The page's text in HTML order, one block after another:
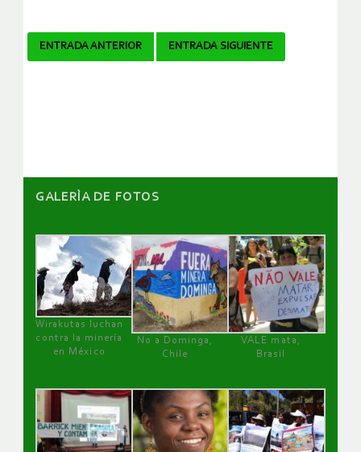
Navegador
ENTRADA ANTERIOR ENTRADA SIGUIENTE
GALERÌA DE FOTOS
Wirakutas luchan
contra la minería
en México
No a Dominga,
Chile
VALE mata,
Brasil